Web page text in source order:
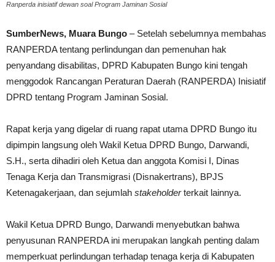
Ranperda inisiatif dewan soal Program Jaminan Sosial
SumberNews, Muara Bungo – Setelah sebelumnya membahas
RANPERDA tentang perlindungan dan pemenuhan hak
penyandang disabilitas, DPRD Kabupaten Bungo kini tengah
menggodok Rancangan Peraturan Daerah (RANPERDA) Inisiatif
DPRD tentang Program Jaminan Sosial.
Rapat kerja yang digelar di ruang rapat utama DPRD Bungo itu
dipimpin langsung oleh Wakil Ketua DPRD Bungo, Darwandi,
S.H., serta dihadiri oleh Ketua dan anggota Komisi I, Dinas
Tenaga Kerja dan Transmigrasi (Disnakertrans), BPJS
Ketenagakerjaan, dan sejumlah stakeholderterkait lainnya.
Wakil Ketua DPRD Bungo, Darwandi menyebutkan bahwa
penyusunan RANPERDA ini merupakan langkah penting dalam
memperkuat perlindungan terhadap tenaga kerja di Kabupaten